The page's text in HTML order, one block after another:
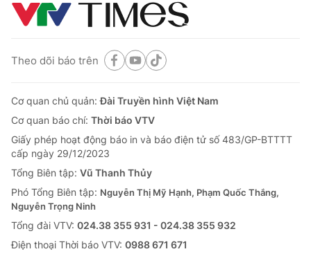
Theo dõi báo trên
Cơ quan chủ quản:Đài Truyền hình Việt Nam
Cơ quan báo chí: Thời báo VTV
Giấy phép hoạt động báo in và báo điện tử số 483/GP-BTTTT
cấp ngày 29/12/2023
Tổng Biên tập: Vũ Thanh Thủy
Phó Tổng Biên tập: Nguyễn Thị Mỹ Hạnh, Phạm Quốc Thắng,
Nguyễn Trọng Ninh
Tổng đài VTV: 024.38 355 931 - 024.38 355 932
Ðiện thoại Thời báo VTV: 0988 671 671